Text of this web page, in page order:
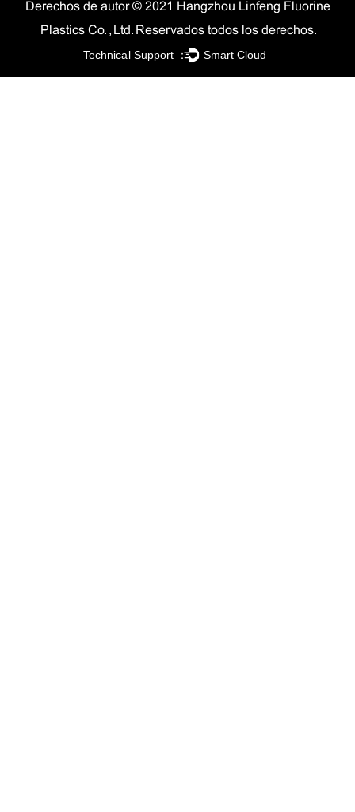
Derechos de autor © 2021 Hangzhou Linfeng Fluorine
Plastics Co. , Ltd. Reservados todos los derechos.
Technical Support ： Smart Cloud